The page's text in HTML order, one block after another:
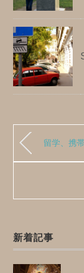
留学、携
新着記事